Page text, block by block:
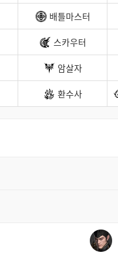
배틀마스터
스카우터
암살자
환수사